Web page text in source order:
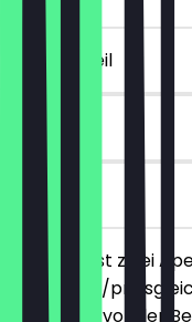
~€ 7 Vorteil
6 Tage
vor Ort
Du bestellst zwei
günstigere/
Deal muss vor der